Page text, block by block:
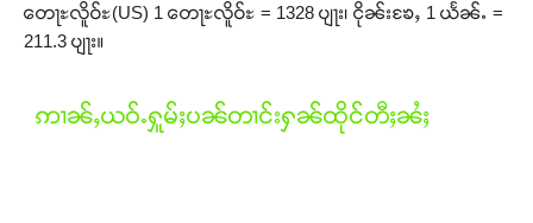
တေႃႊလိူဝ်ႊ(US) 1 တေႃႊလိူဝ်ႊ = 1328 ပျႃး၊ ငိုၼ်းၶႄႇ 1 ယႅၼ်ႉ =
211.3 ပျႃး။
ဢၢၼ်ႇယဝ်ႉႁူမ်ႈပၼ်တၢင်းႁၼ်ထိုင်တီႈၼႆႈ